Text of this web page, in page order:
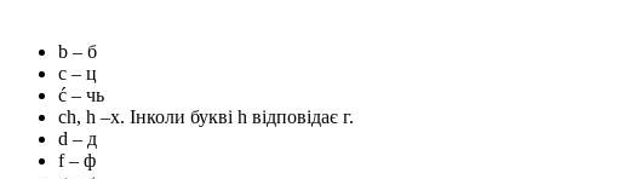
b – б
c – ц
ć – чь
ch, h –х. Інколи букві h відповідає г.
d – д
f – ф